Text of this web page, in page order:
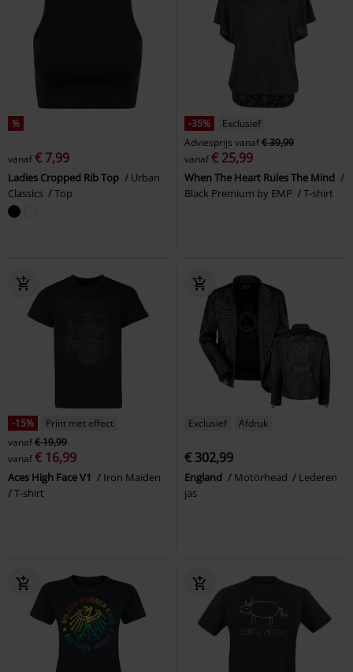
%
vanaf€ 7,99
Ladies Cropped Rib Top
Urban
Classics
Top
-35%
Exclusief
Adviesprijs vanaf€ 39,99
vanaf€ 25,99
When The Heart Rules The Mind
Black Premium by EMP
T-shirt
-15%
Print met effect
vanaf€ 19,99
vanaf€ 16,99
Aces High Face V1
Iron Maiden
T-shirt
Exclusief Afdruk
€ 302,99
England Motörhead
Lederen
jas